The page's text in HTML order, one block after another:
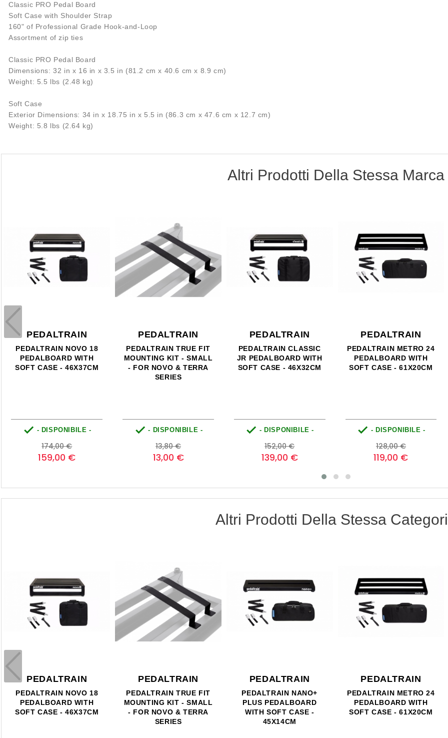
Classic PRO Pedal Board
Soft Case with Shoulder Strap
160" of Professional Grade Hook-and-Loop
Assortment of zip ties
Classic PRO Pedal Board
Dimensions: 32 in x 16 in x 3.5 in (81.2 cm x 40.6 cm x 8.9 cm)
Weight: 5.5 lbs (2.48 kg)
Soft Case
Exterior Dimensions: 34 in x 18.75 in x 5.5 in (86.3 cm x 47.6 cm x 12.7 cm)
Weight: 5.8 lbs (2.64 kg)
Altri Prodotti Della Stessa Marca
PEDALTRAIN
PEDALTRAIN NOVO 18
PEDALBOARD WITH
SOFT CASE - 46X37CM
 - DISPONIBILE -
Prezzo
base
174,00 €Prezzo
159,00 €
PEDALTRAIN
PEDALTRAIN TRUE FIT
MOUNTING KIT - SMALL
- FOR NOVO & TERRA
SERIES
 - DISPONIBILE -
Prezzo
base
13,80 €Prezzo
13,00 €
PEDALTRAIN
PEDALTRAIN CLASSIC
JR PEDALBOARD WITH
SOFT CASE - 46X32CM
 - DISPONIBILE -
Prezzo
base
152,00 €Prezzo
139,00 €
PEDALTRAIN
PEDALTRAIN METRO 24
PEDALBOARD WITH
SOFT CASE - 61X20CM
 - DISPONIBILE -
Prezzo
base
128,00 €Prezzo
119,00 €
Altri Prodotti Della Stessa
PEDALTRAIN
PEDALTRAIN NOVO 18
PEDALBOARD WITH
SOFT CASE - 46X37CM
PEDALTRAIN
PEDALTRAIN TRUE FIT
MOUNTING KIT - SMALL
- FOR NOVO & TERRA
SERIES
PEDALTRAIN
PEDALTRAIN NANO+
PLUS PEDALBOARD
WITH SOFT CASE -
45X14CM
PEDALTRAIN
PEDALTRAIN METRO 24
PEDALBOARD WITH
SOFT CASE - 61X20CM